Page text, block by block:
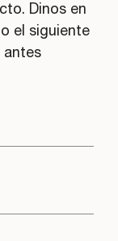
Dinos en
el siguiente
antes